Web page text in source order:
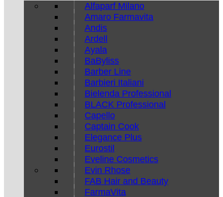
Alfaparf Milano
Amaro Farmavita
Andis
Ardell
Ayala
BaByliss
Barber Line
Barbieri Italiani
Bielenda Professional
BLACK Professional
Capello
Captain Cook
Elegance Plus
Eurostil
Eveline Cosmetics
Evin Rhose
FAB Hair and Beauty
FarmaVita